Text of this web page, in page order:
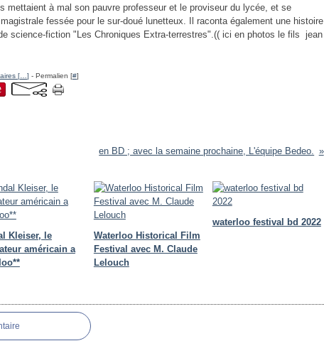
mettaient à mal son pauvre professeur et le proviseur du lycée, et se
fessée pour le sur-doué lunetteux. Il raconta également une histoire
science-fiction "Les Chroniques Extra-terrestres".(( ici en photos le fils jean
[ ] - Permalien [#]
en BD ; avec la semaine prochaine, L'équipe Bedeo.
Kleiser, le
américain a
Waterloo Historical Film
Festival avec M. Claude
Lelouch
waterloo festival bd 2022